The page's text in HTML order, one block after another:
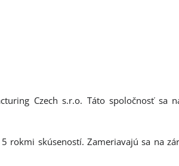
Czech s.r.o. Táto spoločnosť sa
rokmi skúseností. Zameriavajú sa na